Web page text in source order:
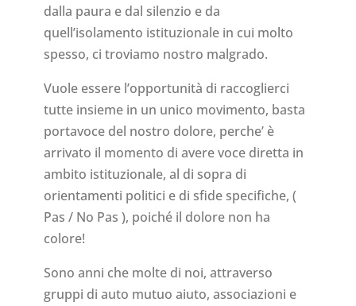
dalla paura e dal silenzio e da
quell’isolamento istituzionale in cui molto
spesso, ci troviamo nostro malgrado.
Vuole essere l’opportunità di raccoglierci
tutte insieme in un unico movimento, basta
portavoce del nostro dolore, perche’ è
arrivato il momento di avere voce diretta in
ambito istituzionale, al di sopra di
orientamenti politici e di sfide specifiche, (
Pas / No Pas ), poiché il dolore non ha
colore!
Sono anni che molte di noi, attraverso
gruppi di auto mutuo aiuto, associazioni e